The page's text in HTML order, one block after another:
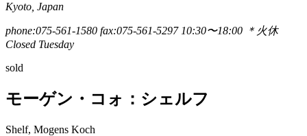
Kyoto, Japan
phone:075-561-1580 fax:075-561-5297 10:30〜18:00 ＊火休
Closed Tuesday
sold
モーゲン・コォ：シェルフ
Shelf, Mogens Koch